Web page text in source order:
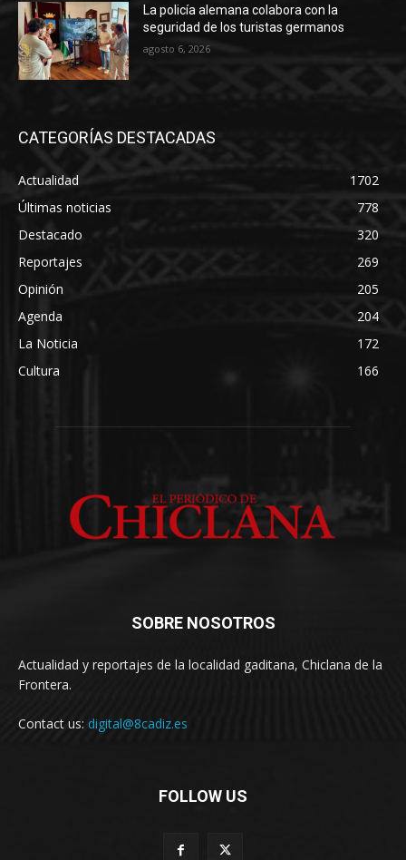
La policía alemana colabora con la
seguridad de los turistas germanos
agosto 6, 2026
CATEGORÍAS DESTACADAS
Actualidad
1702
Últimas noticias
778
Destacado
320
Reportajes
269
Opinión
205
Agenda
204
La Noticia
172
Cultura
166
SOBRE NOSOTROS
Actualidad y reportajes de la localidad gaditana, Chiclana de la
Frontera.
Contact us: digital@8cadiz.es
FOLLOW US